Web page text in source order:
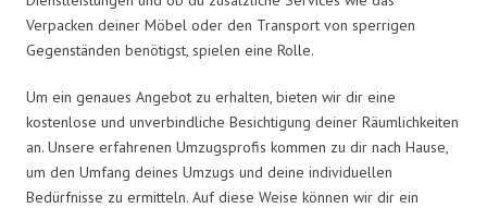
Verpacken deiner Möbel oder den Transport von sperrigen
Gegenständen benötigst, spielen eine Rolle.
Um ein genaues Angebot zu erhalten, bieten wir dir eine
kostenlose und unverbindliche Besichtigung deiner Räumlichkeiten
an. Unsere erfahrenen Umzugsprofis kommen zu dir nach Hause,
um den Umfang deines Umzugs und deine individuellen
Bedürfnisse zu ermitteln. Auf diese Weise können wir dir ein